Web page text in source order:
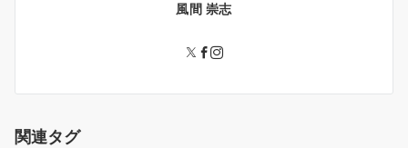
風間 崇志
関連タグ